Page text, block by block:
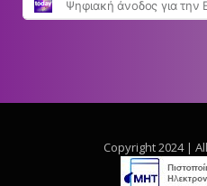
Copyright 2024 |